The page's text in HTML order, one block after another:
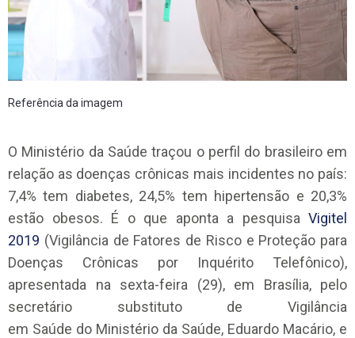
Referência da imagem
O Ministério da Saúde traçou o perfil do brasileiro em
relação as doenças crônicas mais incidentes no país:
7,4% tem diabetes, 24,5% tem hipertensão e 20,3%
estão obesos. É o que aponta a pesquisa Vigitel
2019 (Vigilância de Fatores de Risco e Proteção para
Doenças Crônicas por Inquérito Telefônico),
apresentada na sexta-feira (29), em Brasília, pelo
secretário substituto de Vigilância
em Saúde do Ministério da Saúde, Eduardo Macário, e